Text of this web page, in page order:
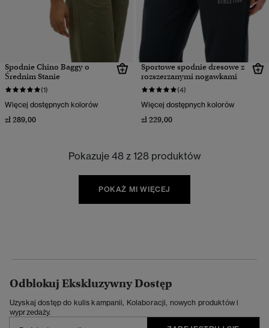
Spodnie Chino Baggy o
Średnim Stanie
(1)
Więcej dostępnych kolorów
zł 289,00
Sportowe spodnie dresowe z
rozszerzanymi nogawkami
(4)
Więcej dostępnych kolorów
zł 229,00
Pokazuje 48 z 128 produktów
POKAŻ MI WIĘCEJ
Odblokuj Ekskluzywny Dostęp
Uzyskaj dostęp do kulis kampanii, Kolaboracji, nowych produktów i
wyprzedaży.